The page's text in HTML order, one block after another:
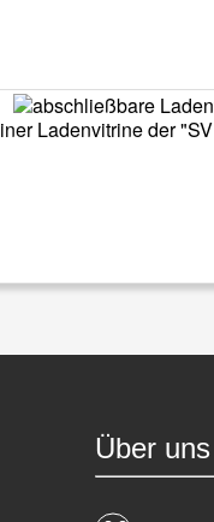
Ladenvitrine der
Über